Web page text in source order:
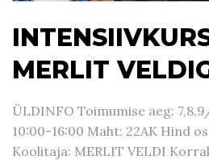
MERLIT
ÜLDINFO Toimumise aeg:
10:00-16:00 Maht: 22AK Hind
Koolitaja: MERLIT VELDI